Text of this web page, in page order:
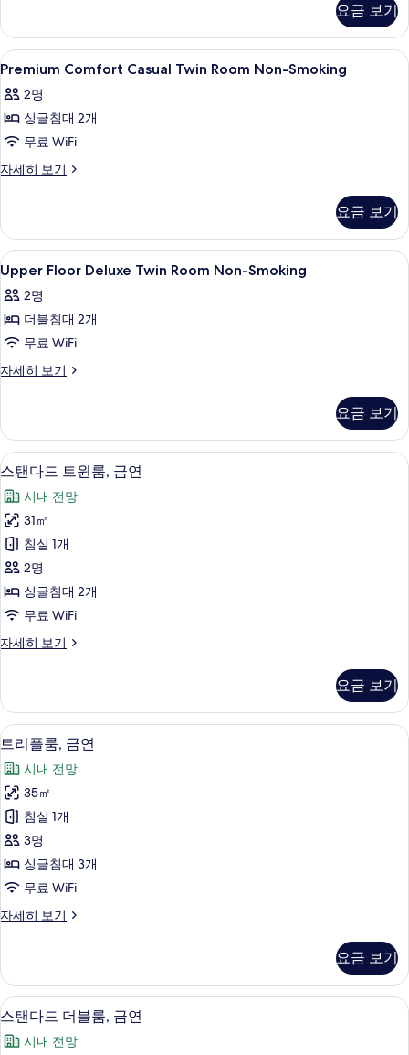
두
보
Smoking
자
세
보
기
요금 보기
Premium
Comfort
Casual
Twin
Room
Non-
진
모
두
보
기
객실 내 금고, 책상, 방음 설비, 다리미/
5
Premium Comfort Casual Twin Room Non-Smoking
2명
싱글침대 2개
무료 WiFi
자세히 보기
Premium
Room
Non-
Smoking
자
세
히
기
요금 보기
Upper
Floor
Deluxe
Twin
Room
Non-
진
모
두
보
기
객실 내 금고, 책상, 방음 설비, 다리미/
9
Upper Floor Deluxe Twin Room Non-Smoking
2명
더블침대 2개
무료 WiFi
자세히 보기
Upper
Room
Non-
Smoking
세
히
보
기
요금 보기
스
탠
다
드
트
윈
룸,
금
연
진
모
두
보
기
2
스탠다드 트윈룸, 금연
시내 전망
31㎡
침실 1개
2명
싱글침대 2개
무료 WiFi
자세히 보기
스
트
윈
룸,
연
자
세
히
보
기
요금 보기
트
리
플
룸,
금
연
사
진
모
보
기
객실 내 금고, 책상, 방음 설비, 다리미/
3
트리플룸, 금연
시내 전망
35㎡
침실 1개
3명
싱글침대 3개
무료 WiFi
자세히 보기
트
금
연
자
히
요금 보기
스
탠
2
스탠다드 더블룸, 금연
시내 전망